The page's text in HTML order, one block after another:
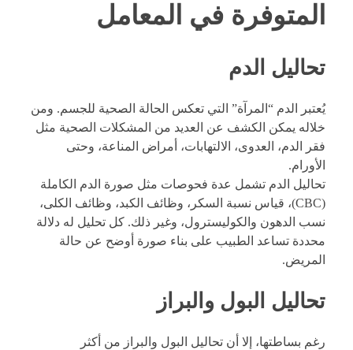
المتوفرة في المعامل
تحاليل الدم
يُعتبر الدم “المرآة” التي تعكس الحالة الصحية للجسم. ومن
خلاله يمكن الكشف عن العديد من المشكلات الصحية مثل
فقر الدم، العدوى، الالتهابات، أمراض المناعة، وحتى
الأورام.
تحاليل الدم تشمل عدة فحوصات مثل صورة الدم الكاملة
(CBC)، قياس نسبة السكر، وظائف الكبد، وظائف الكلى،
نسب الدهون والكوليسترول، وغير ذلك. كل تحليل له دلالة
محددة تساعد الطبيب على بناء صورة أوضح عن حالة
المريض.
تحاليل البول والبراز
رغم بساطتها، إلا أن تحاليل البول والبراز من أكثر